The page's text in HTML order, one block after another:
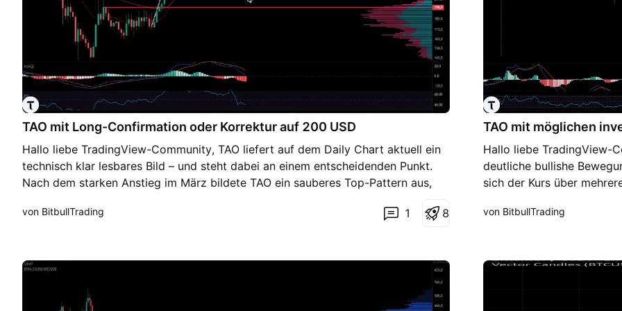
TAO mit Long-Confirmation oder Korrektur auf 200 USD
Hallo liebe TradingView-Community, TAO liefert auf dem Daily Chart aktuell ein
technisch klar lesbares Bild – und steht dabei an einem entscheidenden Punkt.
Nach dem starken Anstieg im März bildete TAO ein sauberes Top-Pattern aus,
den Kurs direkt in die aktuelle Schlüsselzone um 254–260 USD, wo der 200er
mit Kaufmomentum, wäre das eine starke Long-Confirmation: Ein klassischer
Retest einer wichtigen dynamischen Unterstützung nach einem überschießenden
Move. Das bullishe Kursziel läge in diesem Szenario zurück in Richtung des
von BitbullTrading 1 8
TAO mit möglichen
Hallo liebe TradingView-
deutliche bullishe
sich der Kurs über
eine entscheidende
die letzte
von BitbullTrading